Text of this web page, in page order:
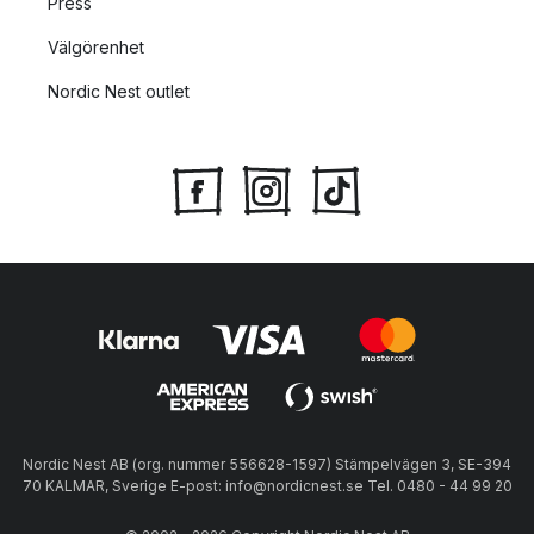
Välgörenhet
Nordic Nest outlet
Nordic Nest AB (org. nummer 556628-1597) Stämpelvägen 3, SE-394
70 KALMAR, Sverige E-post: info@nordicnest.se Tel. 0480 - 44 99 20